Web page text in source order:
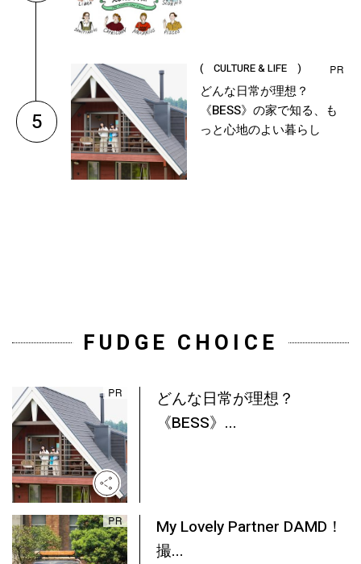
5
( CULTURE & LIFE )
どんな日常が理想？
《BESS》の家で知る、も
っと心地のよい暮らし
FUDGE CHOICE
どんな日常が理想？
《BESS》...
My Lovely Partner DAMD！
撮...